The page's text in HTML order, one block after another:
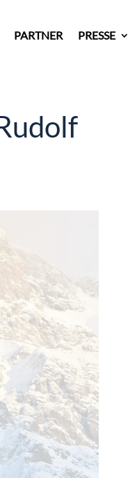
PARTNER PRESSE